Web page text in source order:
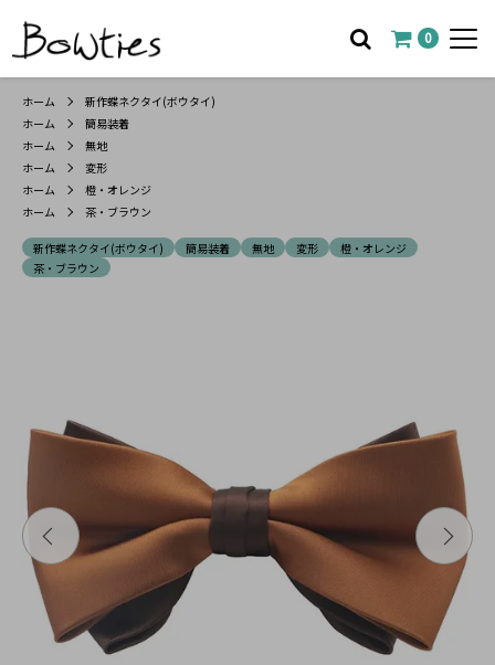
0
ホーム
新作蝶ネクタイ(ボウタイ)
ホーム
簡易装着
ホーム
無地
ホーム
変形
ホーム
橙・オレンジ
ホーム
茶・ブラウン
新作蝶ネクタイ(ボウタイ) 簡易装着 無地 変形
橙・オレンジ
茶・ブラウン